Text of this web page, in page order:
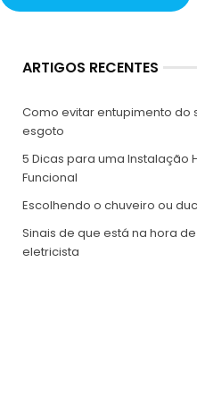
ARTIGOS RECENTES
Como evitar entupimento do
esgoto
5 Dicas para uma Instalação
Funcional
Escolhendo o chuveiro ou
Sinais de que está na hora
eletricista